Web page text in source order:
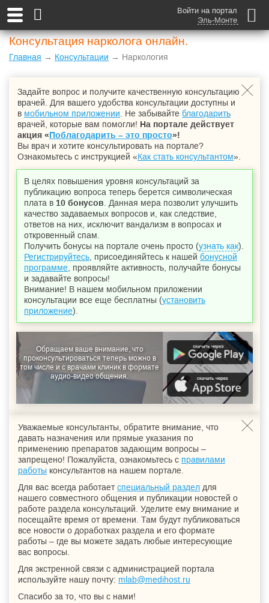
Войти на портал
Эль-Монте
Консультация нарколога онлайн.
Главная → Консультации → Наркология
Задайте вопрос и получите качественную консультацию
врачей. Для вашего удобства консультации доступны и
в мобильном приложении . Не забывайте благодарить
врачей, которые вам помогли! На портале действует
акция «Поблагодарить – это просто»!
Вы врач и хотите консультировать на портале?
Ознакомьтесь с инструкцией «Как стать консультантом».
В целях повышения уровня консультаций за
публикацию вопроса теперь берется символическая
плата в 10 бонусов . Данная мера позволит улучшить
качество задаваемых вопросов и, как следствие,
ответов на них, исключит вандализм в вопросах и
откровенный спам.
Получить бонусы на портале очень просто (узнать как).
Регистрируйтесь , присоединяйтесь к нашей бонусной
программе , проявляйте активность, получайте бонусы
и задавайте вопросы!
Внимание! В нашем мобильном приложении
консультации все еще бесплатны (установить
приложение).
Обращаем ваше внимание, что
проконсультироваться теперь можно в
том числе и с врачами клиник в формате
аудио-видео общения.
Уважаемые консультанты, обратите внимание, что
давать назначения или прямые указания по
применению препаратов задающим вопросы –
запрещено! Пожалуйста, ознакомьтесь с правилами
работы консультантов на нашем портале.
Для вас всегда работаетспециальный раздел для
нашего совместного общения и публикации новостей о
работе раздела консультаций. Уделите ему внимание и
посещайте время от времени. Там будут публиковаться
все новости о доработках раздела и его формате
работы – где вы можете задать любые интересующие
вас вопросы.
Для экстренной связи с администрацией портала
используйте нашу почту: mlab@medihost.ru
Спасибо за то, что вы с нами!